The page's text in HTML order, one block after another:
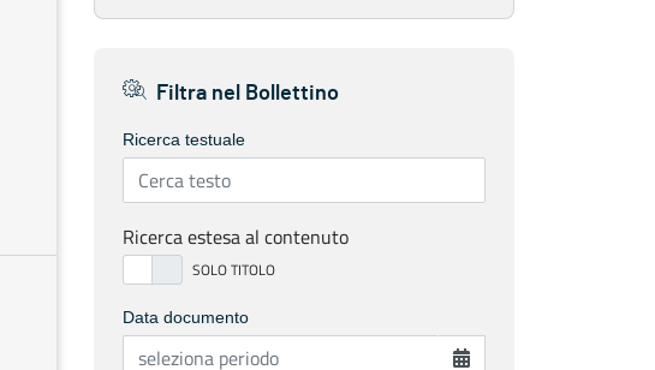
Filtra nel Bollettino
Ricerca testuale
Ricerca estesa al contenuto
Data documento